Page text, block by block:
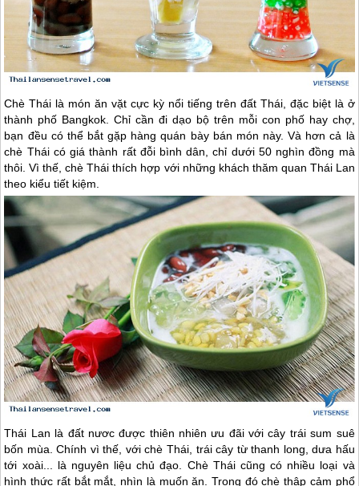
Chè Thái là món ăn vặt cực kỳ nổi tiếng trên đất Thái, đặc biệt là ở
thành phố Bangkok. Chỉ cần đi dạo bộ trên mỗi con phố hay chợ,
bạn đều có thể bắt gặp hàng quán bày bán món này. Và hơn cả là
chè Thái có giá thành rất đỗi bình dân, chỉ dưới 50 nghìn đồng mà
thôi. Vì thế, chè Thái thích hợp với những khách thăm quan Thái Lan
theo kiểu tiết kiệm.
Thái Lan là đất nươc được thiên nhiên ưu đãi với cây trái sum suê
bốn mùa. Chính vì thế, với chè Thái, trái cây từ thanh long, dưa hấu
tới xoài... là nguyên liệu chủ đạo. Chè Thái cũng có nhiều loại và
hình thức rất bắt mắt, nhìn là muốn ăn. Trong đó chè thập cảm phổ